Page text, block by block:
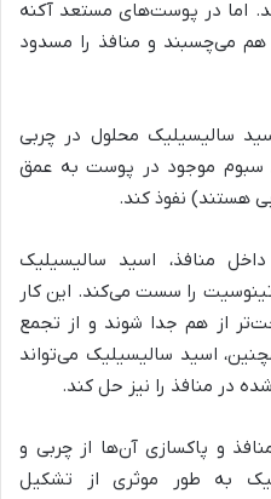
اما در پوست‌های مستعد آکنه
هم می‌چسبند و منافذ را مسدود
سالیسیلیک محلول در چربی
سبوم موجود در پوست به عمق
هستند) نفوذ کند.
منافذ، اسید سالیسیلیک
را سست می‌کند. این کار
از هم جدا شوند و از تجمع
اسید سالیسیلیک می‌تواند
در منافذ را نیز حل کند.
و پاکسازی آن‌ها از چربی و
به طور موثری از تشکیل